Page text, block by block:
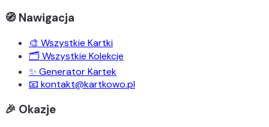
🧭 Nawigacja
🎨 Wszystkie Kartki
🗂️ Wszystkie Kolekcje
✨ Generator Kartek
📧 kontakt@kartkowo.pl
🎉 Okazje